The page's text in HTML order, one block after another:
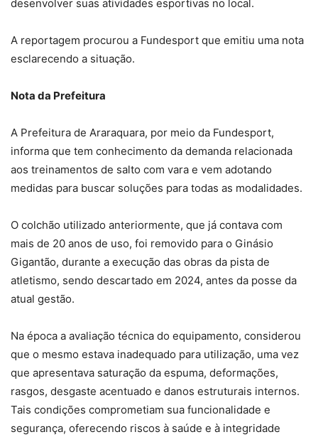
desenvolver suas atividades esportivas no local.
A reportagem procurou a Fundesport que emitiu uma nota
esclarecendo a situação.
Nota da Prefeitura
A Prefeitura de Araraquara, por meio da Fundesport,
informa que tem conhecimento da demanda relacionada
aos treinamentos de salto com vara e vem adotando
medidas para buscar soluções para todas as modalidades.
O colchão utilizado anteriormente, que já contava com
mais de 20 anos de uso, foi removido para o Ginásio
Gigantão, durante a execução das obras da pista de
atletismo, sendo descartado em 2024, antes da posse da
atual gestão.
Na época a avaliação técnica do equipamento, considerou
que o mesmo estava inadequado para utilização, uma vez
que apresentava saturação da espuma, deformações,
rasgos, desgaste acentuado e danos estruturais internos.
Tais condições comprometiam sua funcionalidade e
segurança, oferecendo riscos à saúde e à integridade